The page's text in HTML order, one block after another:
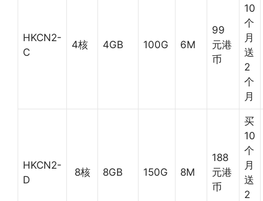
HKCN2-
C
4核 4GB 100G 6M
99
元港
币
10
个
月
送
2
个
月
HKCN2-
D
8核 8GB 150G 8M
188
元港
币
买
10
个
月
送
2